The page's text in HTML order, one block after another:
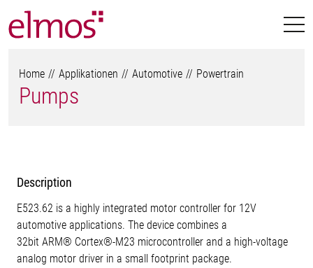
Home Applikationen Automotive Powertrain
Pumps
Description
E523.62 is a highly integrated motor controller for 12V
automotive applications. The device combines a
32bit ARM® Cortex®-M23 microcontroller and a high-voltage
analog motor driver in a small footprint package.